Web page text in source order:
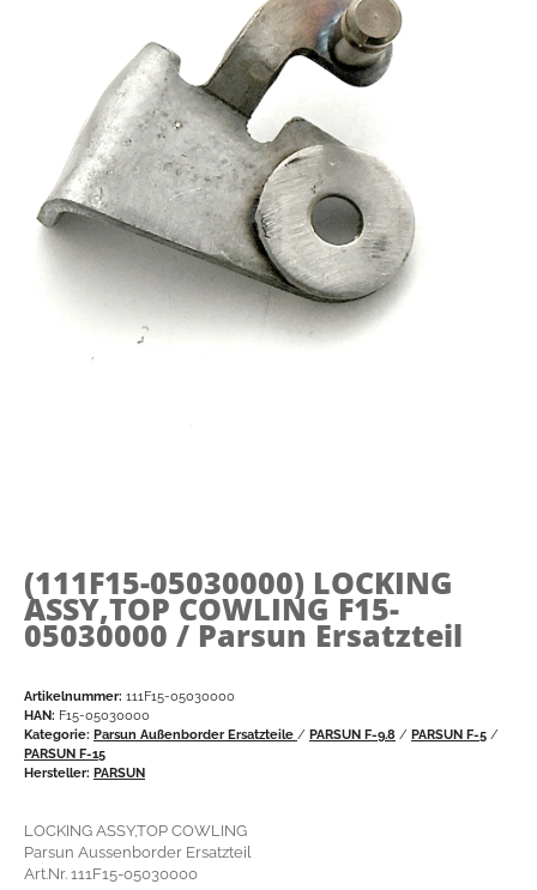
(111F15-05030000) LOCKING
ASSY,TOP COWLING F15-
05030000 / Parsun Ersatzteil
Artikelnummer: 111F15-05030000
HAN: F15-05030000
Kategorie: Parsun Außenborder Ersatzteile / PARSUN F-9.8 / PARSUN F-5 /
PARSUN F-15
Hersteller: PARSUN
LOCKING ASSY,TOP COWLING
Parsun Aussenborder Ersatzteil
Art.Nr. 111F15-05030000